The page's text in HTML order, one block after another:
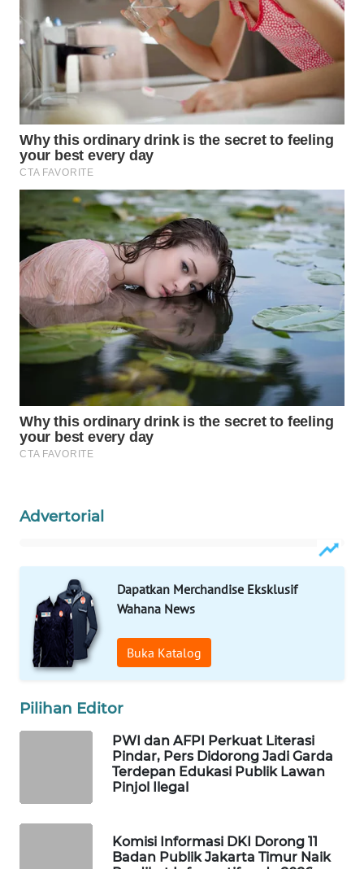
Advertorial
Dapatkan Merchandise Eksklusif
Wahana News
Buka Katalog
Pilihan Editor
PWI dan AFPI Perkuat Literasi
Pindar, Pers Didorong Jadi Garda
Terdepan Edukasi Publik Lawan
Pinjol Ilegal
Komisi Informasi DKI Dorong 11
Badan Publik Jakarta Timur Naik
WAHANA
INFRASTRUKTUR
WAHANA
KONSUMEN
WAHANA
LISTRIK
WAHANA
TRAVEL
WAHANA
TV
WAHANANEWS
ID
WAHANANEWS
CO ID
WAHANA
WAHANA
UMKM
WAHANA
SELEB
WAHANA
WAHANA